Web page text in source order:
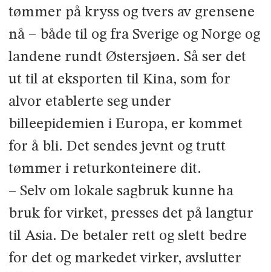
tømmer på kryss og tvers av grensene
nå – både til og fra Sverige og Norge og
landene rundt Østersjøen. Så ser det
ut til at eksporten til Kina, som for
alvor etablerte seg under
billeepidemien i Europa, er kommet
for å bli. Det sendes jevnt og trutt
tømmer i returkonteinere dit.
– Selv om lokale sagbruk kunne ha
bruk for virket, presses det på langtur
til Asia. De betaler rett og slett bedre
for det og markedet virker, avslutter